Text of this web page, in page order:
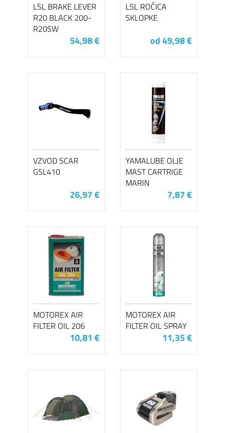
LSL BRAKE LEVER
R20 BLACK 200-
R20SW
54,98 €
LSL ROČICA
SKLOPKE
od 49,98 €
VZVOD SCAR
GSL410
26,97 €
YAMALUBE OLJE
MAST CARTRIGE
MARIN
7,87 €
MOTOREX AIR
FILTER OIL 206
10,81 €
MOTOREX AIR
FILTER OIL SPRAY
11,35 €